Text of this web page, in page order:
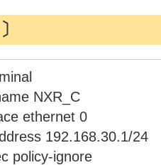
NXR_C
ethernet 0
192.168.30.1/24
policy-ignore